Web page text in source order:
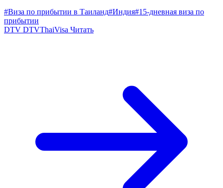
#Виза по прибытии в Таиланд#Индия#15-дневная виза по
прибытии
DTV DTVThaiVisa Читать